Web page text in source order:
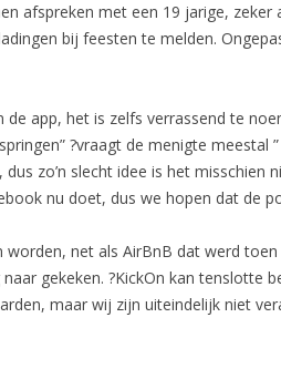
afspreken met een 19 jarige,
bij feesten te melden.
app, het is zelfs verrassend te
?vraagt de menigte meestal
zo’n slecht idee is het misschien
nu doet, dus we hopen dat de
net als AirBnB dat werd
gekeken. ?KickOn kan
maar wij zijn uiteindelijk niet